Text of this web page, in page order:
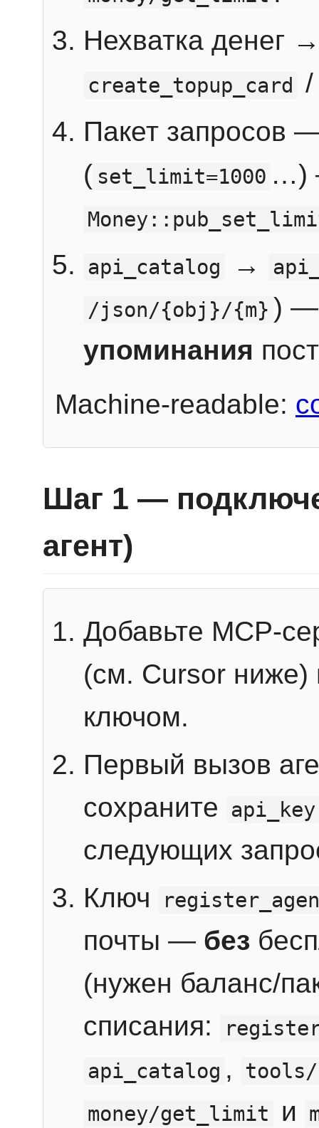
Нехватка денег
create_topup_card
Пакет запросов
( set_limit=1000 …)
api_catalog
→
/json/{obj}/{m} ) —
упоминания
Machine-readable:
Шаг 1 —
агент)
Добавьте MCP-
(см. Cursor ниже)
ключом.
Первый вызов
сохраните
api_key
следующих
Ключ
почты — без
(нужен баланс/
списания:
api_catalog ,
money/get_limit
и